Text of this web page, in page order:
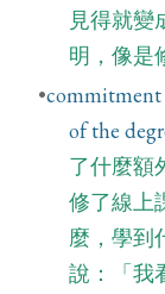
見得就變
明，像是
commitment
of the
了什麼額
修了線上
麼，學到
說：「我